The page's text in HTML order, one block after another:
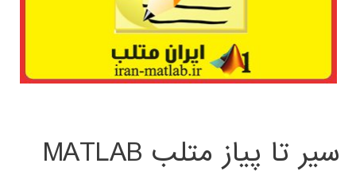
سیر تا پیاز متلب MATLAB